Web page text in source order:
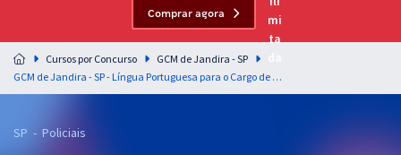
Residências Multiprofissionais
Preparação completa e intensiva para as principais
residências em saúde do Brasil
Comprar agora
Cursos por Concurso
GCM de Jandira - SP
GCM de Jandira - SP - Língua Portuguesa para o Cargo de Guarda Civil Municipal com o Professor Lucas Lemos (Videoaulas) & Professores Bruno Pilastre e Gustavo Silva (Aulas em PDF)
SP - Policiais